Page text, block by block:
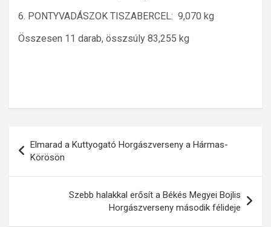
6. PONTYVADÁSZOK TISZABERCEL: 9,070 kg
Összesen 11 darab, összsúly 83,255 kg
navigáció
Elmarad a Kuttyogató Horgászverseny a Hármas-
Körösön
Szebb halakkal erősít a Békés Megyei Bojlis
Horgászverseny második félideje